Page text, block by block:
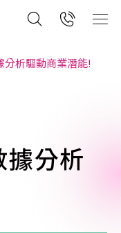
分析驅動商業潛能!
分析